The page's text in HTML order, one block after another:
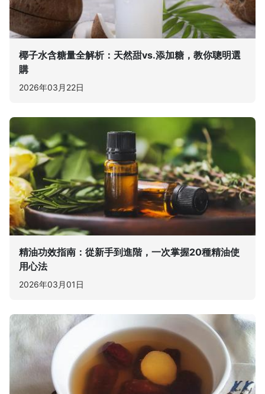
椰子水含糖量全解析：天然甜vs.添加糖，教你聰明選
購
2026年03月22日
精油功效指南：從新手到進階，一次掌握20種精油使
用心法
2026年03月01日